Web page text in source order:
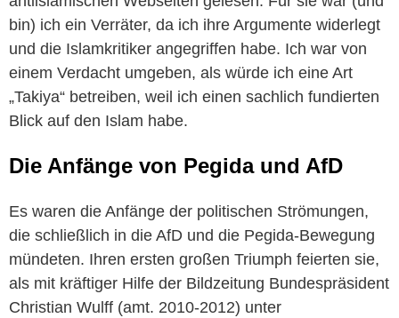
bin) ich ein Verräter, da ich ihre Argumente widerlegt
und die Islamkritiker angegriffen habe. Ich war von
einem Verdacht umgeben, als würde ich eine Art
„Takiya“ betreiben, weil ich einen sachlich fundierten
Blick auf den Islam habe.
Die Anfänge von Pegida und AfD
Es waren die Anfänge der politischen Strömungen,
die schließlich in die AfD und die Pegida-Bewegung
mündeten. Ihren ersten großen Triumph feierten sie,
als mit kräftiger Hilfe der Bildzeitung Bundespräsident
Christian Wulff (amt. 2010-2012) unter